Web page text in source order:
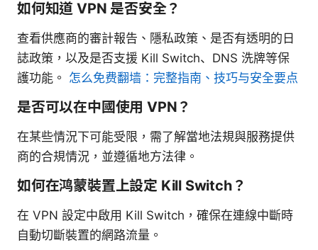
如何知道 VPN 是否安全？
查看供應商的審計報告、隱私政策、是否有透明的日
誌政策，以及是否支援 Kill Switch、DNS 洗牌等保
護功能。 怎么免费翻墙：完整指南、技巧与安全要点
是否可以在中國使用 VPN？
在某些情況下可能受限，需了解當地法規與服務提供
商的合規情況，並遵循地方法律。
如何在鸿蒙裝置上設定 Kill Switch？
在 VPN 設定中啟用 Kill Switch，確保在連線中斷時
自動切斷裝置的網路流量。